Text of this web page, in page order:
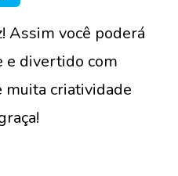
Assim você poderá
e divertido com
muita criatividade